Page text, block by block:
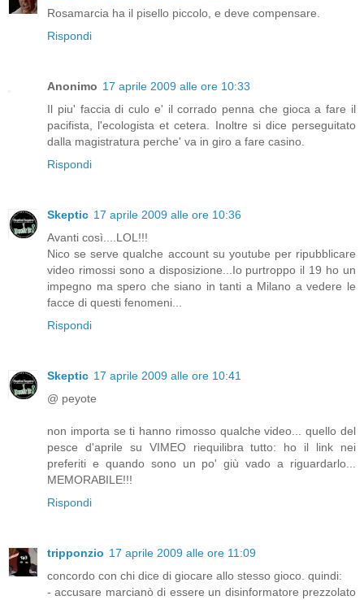
Rosamarcia ha il pisello piccolo, e deve compensare.
Rispondi
Anonimo 17 aprile 2009 alle ore 10:33
Il piu' faccia di culo e' il corrado penna che gioca a fare il
pacifista, l'ecologista et cetera. Inoltre si dice perseguitato
dalla magistratura perche' va in giro a fare casino.
Rispondi
Skeptic 17 aprile 2009 alle ore 10:36
Avanti così....LOL!!!
Nico se serve qualche account su youtube per ripubblicare
video rimossi sono a disposizione...Io purtroppo il 19 ho un
impegno ma spero che siano in tanti a Milano a vedere le
facce di questi fenomeni...
Rispondi
Skeptic 17 aprile 2009 alle ore 10:41
@ peyote
non importa se ti hanno rimosso qualche video... quello del
pesce d'aprile su VIMEO riequilibra tutto: ho il link nei
preferiti e quando sono un po' giù vado a riguardarlo...
MEMORABILE!!!
Rispondi
tripponzio 17 aprile 2009 alle ore 11:09
concordo con chi dice di giocare allo stesso gioco. quindi:
- accusare marcianò di essere un disinformatore prezzolato